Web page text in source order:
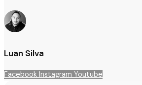
Luan Silva
Facebook Instagram Youtube